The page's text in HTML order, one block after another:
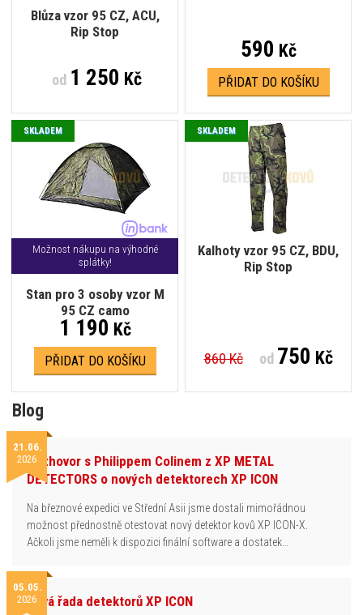
Blůza vzor 95 CZ, ACU,
Rip Stop
od1 250 Kč
590 Kč
PŘIDAT DO KOŠÍKU
Možnost nákupu na výhodné
splátky!
Stan pro 3 osoby vzor M
95 CZ camo
SKLADEM
1 190 Kč
PŘIDAT DO KOŠÍKU
Kalhoty vzor 95 CZ, BDU,
Rip Stop
SKLADEM
860 Kč od750 Kč
Blog
21.06.
2026Rozhovor s Philippem Colinem z XP METAL
DETECTORS o nových detektorech XP ICON
Na březnové expedici ve Střední Asii jsme dostali mimořádnou
možnost přednostně otestovat nový detektor kovů XP ICON-X.
Ačkoli jsme neměli k dispozici finální software a dostatek…
05.05.
2026Nová řada detektorů XP ICON